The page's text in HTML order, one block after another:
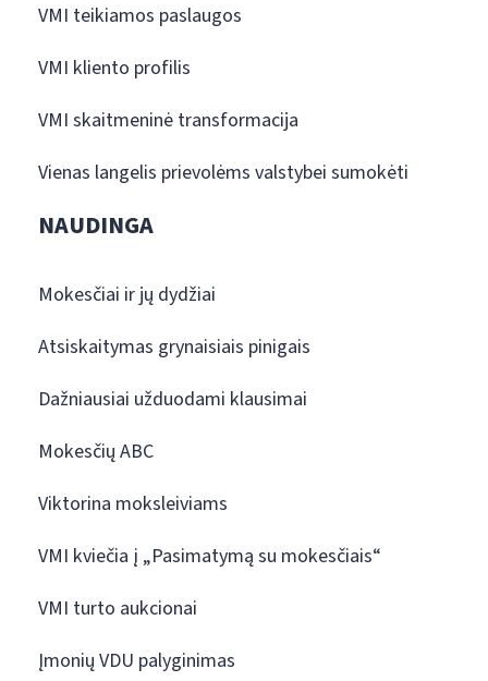
VMI teikiamos paslaugos
VMI kliento profilis
VMI skaitmeninė transformacija
Vienas langelis prievolėms valstybei sumokėti
NAUDINGA
Mokesčiai ir jų dydžiai
Atsiskaitymas grynaisiais pinigais
Dažniausiai užduodami klausimai
Mokesčių ABC
Viktorina moksleiviams
VMI kviečia į „Pasimatymą su mokesčiais“
VMI turto aukcionai
Įmonių VDU palyginimas